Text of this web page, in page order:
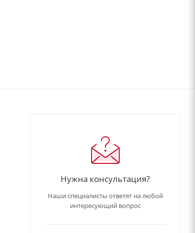
Нужна консультация?
Наши специалисты ответят на любой
интересующий вопрос